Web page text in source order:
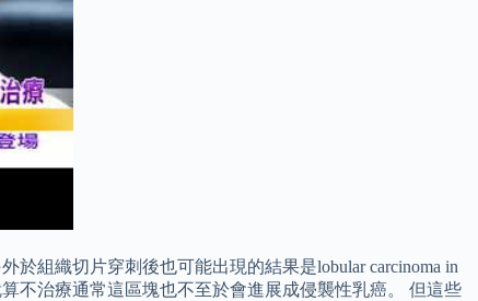
組織切片穿刺後也可能出現的結果是lobular carcinoma in
不治療通常這區塊也不至於會進展成侵襲性乳癌。 但這些